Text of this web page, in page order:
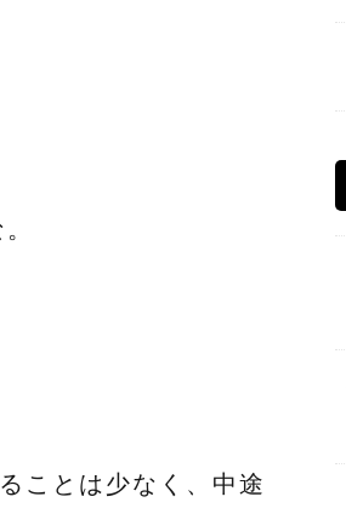
ことは少なく、中途